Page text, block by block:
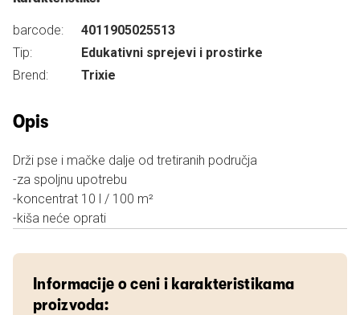
barcode:
4011905025513
Tip:
Edukativni sprejevi i prostirke
Brend:
Trixie
Opis
Drži pse i mačke dalje od tretiranih područja
-za spoljnu upotrebu
-koncentrat 10 l / 100 m²
-kiša neće oprati
Informacije o ceni i karakteristikama
proizvoda: